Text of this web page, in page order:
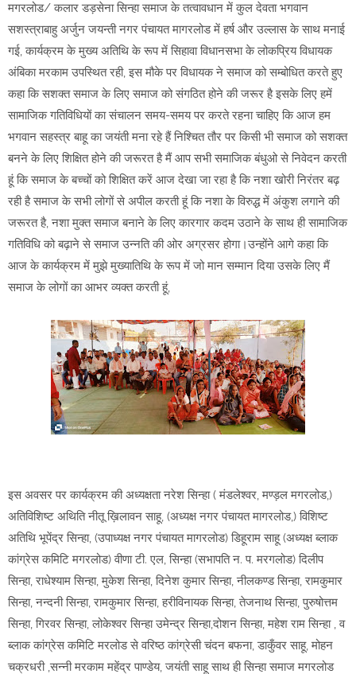
मगरलोड/ कलार डड़सेना सिन्हा समाज के तत्वावधान में कुल देवता भगवान
सशस्त्राबाहु अर्जुन जयन्ती नगर पंचायत मागरलोड में हर्ष और उल्लास के साथ मनाई
गई, कार्यक्रम के मुख्य अतिथि के रूप में सिहावा विधानसभा के लोकप्रिय विधायक
अंबिका मरकाम उपस्थित रही, इस मौके पर विधायक ने समाज को सम्बोधित करते हुए
कहा कि सशक्त समाज के लिए समाज को संगठित होने की जरूर है इसके लिए हमें
सामाजिक गतिविधियों का संचालन समय-समय पर करते रहना चाहिए कि आज हम
भगवान सहस्त्र बाहू का जयंती मना रहे हैं निश्चित तौर पर किसी भी समाज को सशक्त
बनने के लिए शिक्षित होने की जरूरत है मैं आप सभी समाजिक बंधुओ से निवेदन करती
हूं कि समाज के बच्चों को शिक्षित करें आज देखा जा रहा है कि नशा खोरी निरंतर बढ़
रही है समाज के सभी लोगों से अपील करती हूं कि नशा के विरुद्ध में अंकुश लगाने की
जरूरत है, नशा मुक्त समाज बनाने के लिए कारगार कदम उठाने के साथ ही सामाजिक
गतिविधि को बढ़ाने से समाज उन्नति की ओर अग्रसर होगा।उन्होंने आगे कहा कि
आज के कार्यक्रम में मुझे मुख्यातिथि के रूप में जो मान सम्मान दिया उसके लिए मैं
समाज के लोगों का आभर व्यक्त करती हूं,
इस अवसर पर कार्यक्रम की अध्यक्षता नरेश सिन्हा ( मंडलेश्वर, मण्ड़ल मगरलोड,)
अतिविशिष्ट अथिति नीतू ख़िलावन साहू, (अध्यक्ष नगर पंचायत मागरलोड,) विशिष्ट
अतिथि भूपेंद्र सिन्हा, (उपाध्यक्ष नगर पंचायत मागरलोड) डिहूराम साहू (अध्यक्ष ब्लाक
कांग्रेस कमिटि मगरलोड) वीणा टी. एल, सिन्हा (सभापति न. प. मरगलोड) दिलीप
सिन्हा, राधेश्याम सिन्हा, मुकेश सिन्हा, दिनेश कुमार सिन्हा, नीलकण्ड सिन्हा, रामकुमार
सिन्हा, नन्दनी सिन्हा, रामकुमार सिन्हा, हरीविनायक सिन्हा, तेजनाथ सिन्हा, पुरुषोत्तम
सिन्हा, गिरवर सिन्हा, लोकेश्वर सिन्हा उमेन्द्र सिन्हा,दोशन सिन्हा, महेश राम सिन्हा , व
ब्लाक कांग्रेस कमिटि मरलोड से वरिष्ठ कांग्रेसी चंदन बफना, डाकुँवर साहू, मोहन
चक्रधरी ,सन्नी मरकाम महेंद्र पाण्डेय, जयंती साहू साथ ही सिन्हा समाज मगरलोड